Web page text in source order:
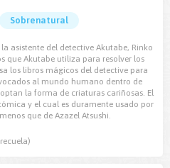
Sobrenatural
asistente del detective Akutabe, Rinko
que Akutabe utiliza para resolver los
los libros mágicos del detective para
al mundo humano dentro de
la forma de criaturas cariñosas. El
y el cual es duramente usado por
que de Azazel Atsushi.